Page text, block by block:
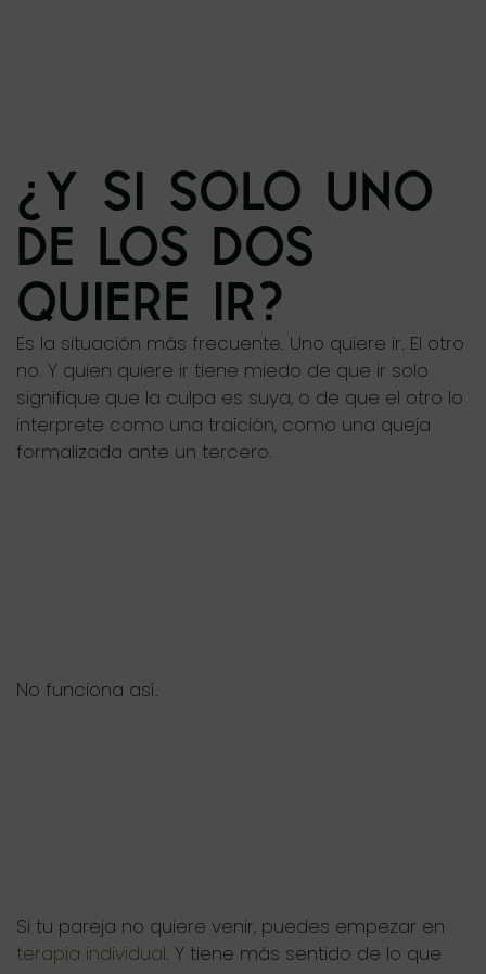
¿Y SI SOLO UNO
DE LOS DOS
QUIERE IR?
Es la situación más frecuente. Uno quiere ir. El otro
no. Y quien quiere ir tiene miedo de que ir solo
signifique que la culpa es suya, o de que el otro lo
interprete como una traición, como una queja
formalizada ante un tercero.
No funciona así.
Si tu pareja no quiere venir, puedes empezar en
terapia individual. Y tiene más sentido de lo que